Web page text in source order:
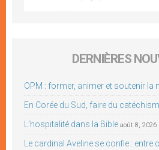
DERNIÈRES
OPM : former, animer et soutenir la
En Corée du Sud, faire du
L’hospitalité dans la Bible août 8, 2026
Le cardinal Aveline se confie :